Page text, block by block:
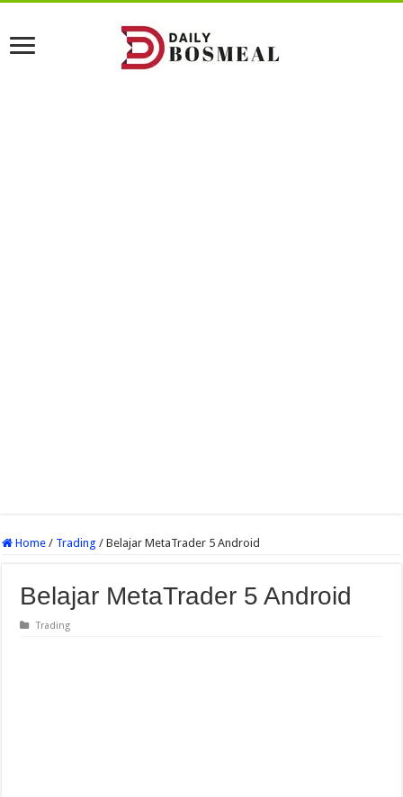
Home / Trading / Belajar MetaTrader 5 Android
Belajar MetaTrader 5 Android
Trading